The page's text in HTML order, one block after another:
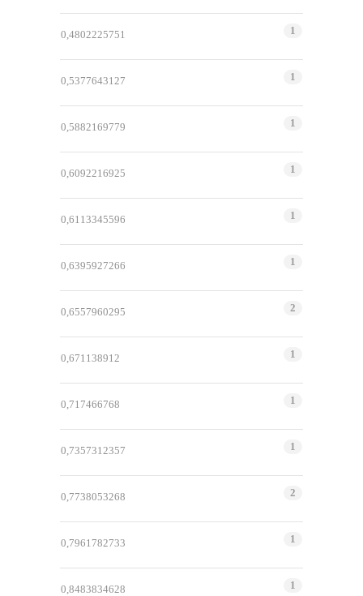
0,4802225751 1
0,5377643127 1
0,5882169779 1
0,6092216925 1
0,6113345596 1
0,6395927266 1
0,6557960295 2
0,671138912 1
0,717466768 1
0,7357312357 1
0,7738053268 2
0,7961782733 1
0,8483834628 1